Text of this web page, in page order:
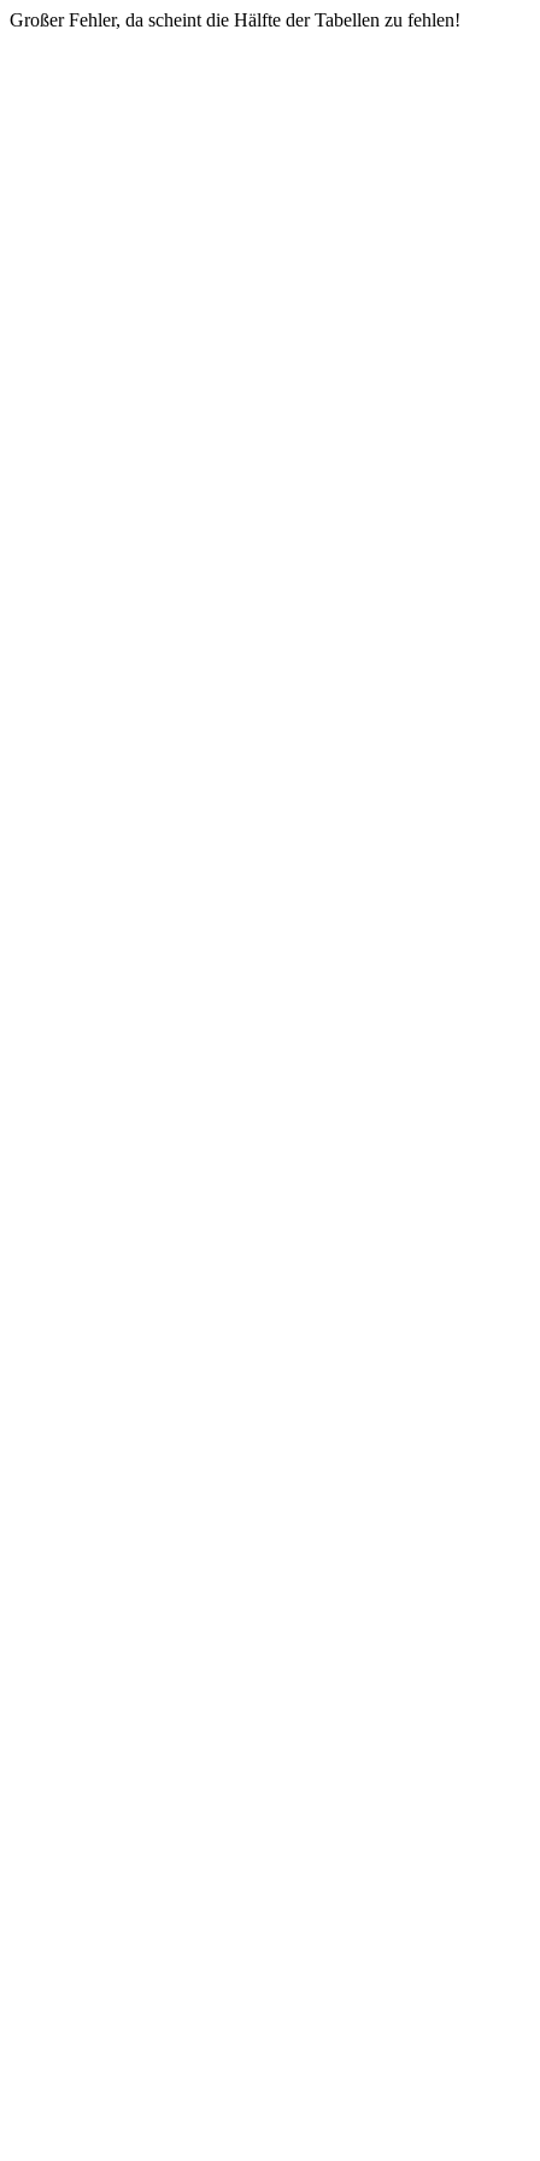
Großer Fehler, da scheint die Hälfte der Tabellen zu fehlen!